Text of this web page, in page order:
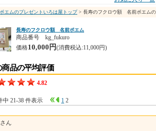
エムのプレゼントいろは屋トップ> 長寿のフクロウ額 名前ポエムの
長寿のフクロウ額 名前ポエム
商品番号 kg_fukuro
価格10,000円(消費税込:11,000円)
商品の平均評価
4.82
中 21-38 件表示 1 2
ん